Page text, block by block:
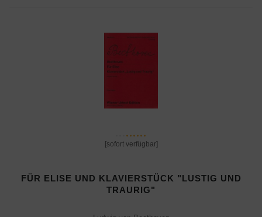
[sofort verfügbar]
FÜR ELISE UND KLAVIERSTÜCK "LUSTIG UND
TRAURIG"